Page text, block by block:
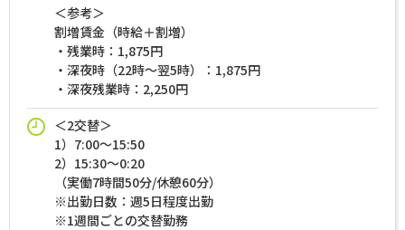
＜参考＞
割増賃金（時給＋割増）
・残業時：1,875円
・深夜時（22時～翌5時）：1,875円
・深夜残業時：2,250円
＜2交替＞
1）7:00～15:50
2）15:30～0:20
（実働7時間50分/休憩60分）
※出勤日数：週5日程度出勤
※1週間ごとの交替勤務